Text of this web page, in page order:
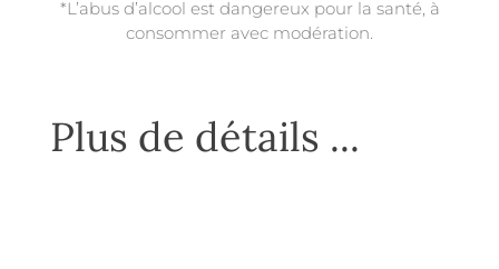
*L’abus d’alcool est dangereux pour la santé, à
consommer avec modération.
Plus de détails ...